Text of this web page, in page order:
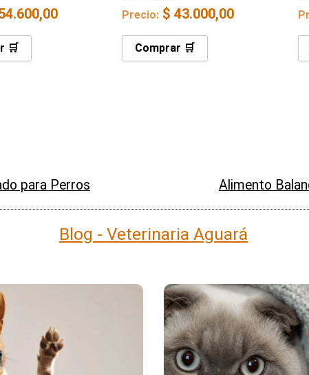
🛒
Precio: $ 43.000,00
Comprar 🛒
para Perros Alimento
Blog - Veterinaria Aguará